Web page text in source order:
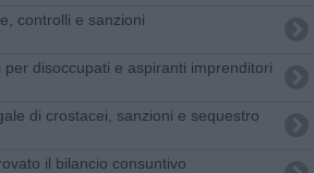
controlli e sanzioni
per disoccupati e aspiranti imprenditori
di crostacei, sanzioni e sequestro
il bilancio consuntivo